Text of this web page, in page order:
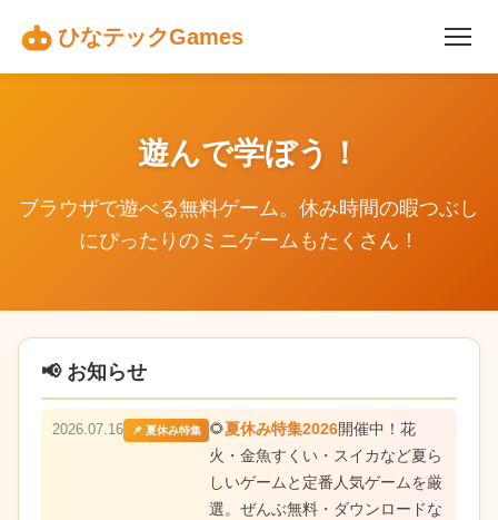
ひなテックGames
遊んで学ぼう！
ブラウザで遊べる無料ゲーム。休み時間の暇つぶし
にぴったりのミニゲームもたくさん！
📢 お知らせ
2026.07.16 📌 夏休み特集 🌻夏休み特集2026開催中！花
火・金魚すくい・スイカなど夏ら
しいゲームと定番人気ゲームを厳
選。ぜんぶ無料・ダウンロードな